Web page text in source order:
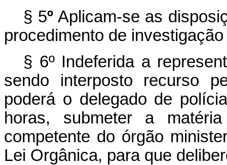
§ 5ºAplicam-se as
procedimento de
§ 6º Indeferida a
sendo interposto recurso
poderá o delegado de
horas, submeter a
competente do órgão
Lei Orgânica, para que